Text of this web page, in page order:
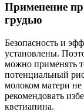
Применение
грудью
Безопасность и
установлены.
можно применять
потенциальный
молоком матери
рекомендовать
кветиапина.